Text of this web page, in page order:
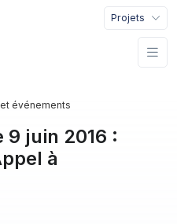
Projets
événements
9 juin 2016 :
à